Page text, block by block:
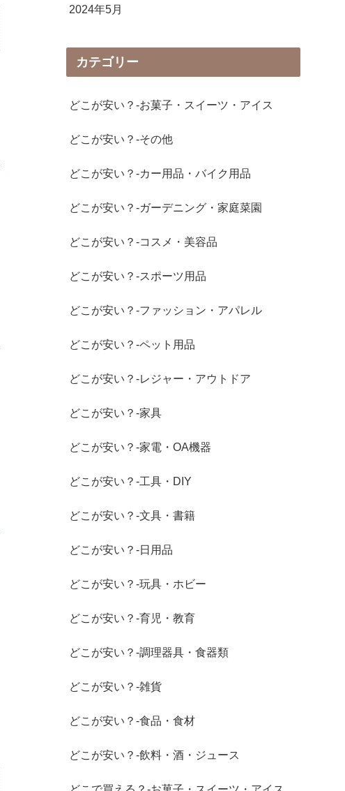
2024年5月
カテゴリー
どこが安い？-お菓子・スイーツ・アイス
どこが安い？-その他
どこが安い？-カー用品・バイク用品
どこが安い？-ガーデニング・家庭菜園
どこが安い？-コスメ・美容品
どこが安い？-スポーツ用品
どこが安い？-ファッション・アパレル
どこが安い？-ペット用品
どこが安い？-レジャー・アウトドア
どこが安い？-家具
どこが安い？-家電・OA機器
どこが安い？-工具・DIY
どこが安い？-文具・書籍
どこが安い？-日用品
どこが安い？-玩具・ホビー
どこが安い？-育児・教育
どこが安い？-調理器具・食器類
どこが安い？-雑貨
どこが安い？-食品・食材
どこが安い？-飲料・酒・ジュース